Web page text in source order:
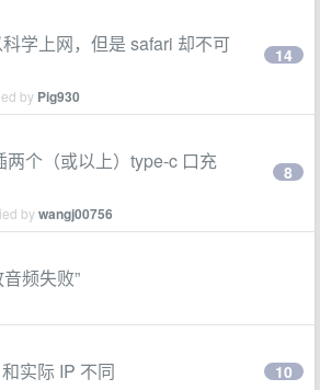
学上网，但是 safari 却不可
by Pig930
14
个（或以上）type-c 口充
bywangj00756
8
频失败”
实际 IP 不同 10